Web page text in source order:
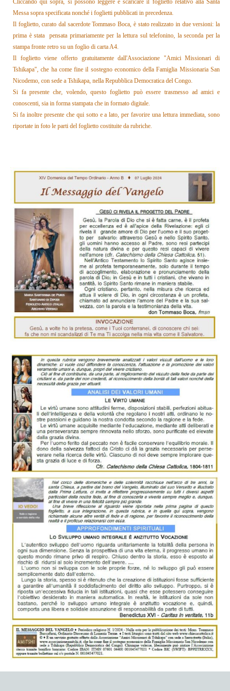
Cliccando qui sopra, si possono leggere e scaricare il foglietto relativo alla Santa
Messa sopra specificata nonché i foglietti pubblicati in precedenza.
Il foglietto, curato dal sacerdote Tommaso Boca, è stato realizzato in due versioni: la
prima è stata pensata primariamente per la lettura sul telefonino, la seconda per la
stampa fronte retro su un foglio di carta A4.
Il fogliettoviene offerto gratuitamente dall'Associazione "Amici Missionari di
Tshikapa", che ha come fine il sostegno economico della Famiglia Missionaria San
Nicodemo, con sede a Tshikapa, nella Repubblica Democratica del Congo.
Si fa presente che, volendo, questo foglietto può essere trasmesso ad amici e
conoscenti, sia in forma stampata che in formato digitale.
Si fa inoltre presente che qui sotto e a lato, per favorire una lettura immediata, sono
riportate in foto le parti del foglietto costituite da rubriche.